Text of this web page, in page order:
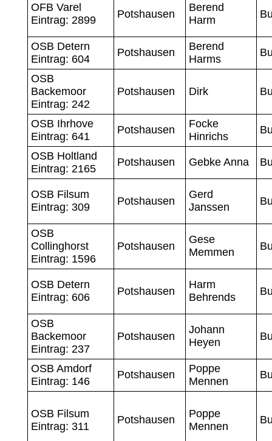
OFB Varel
Eintrag: 2899
Potshausen
Berend
Harm
OSB Detern
Eintrag: 604
Potshausen
Berend
Harms
OSB
Backemoor
Eintrag: 242
Potshausen Dirk
OSB Ihrhove
Eintrag: 641
Potshausen
Focke
Hinrichs
OSB Holtland
Eintrag: 2165
Potshausen Gebke Anna
OSB Filsum
Eintrag: 309
Potshausen
Gerd
Janssen
OSB
Collinghorst
Eintrag: 1596
Potshausen
Gese
Memmen
OSB Detern
Eintrag: 606
Potshausen
Harm
Behrends
OSB
Backemoor
Eintrag: 237
Potshausen
Johann
Heyen
OSB Amdorf
Eintrag: 146
Potshausen
Poppe
Mennen
OSB Filsum
Eintrag: 311
Potshausen
Poppe
Mennen